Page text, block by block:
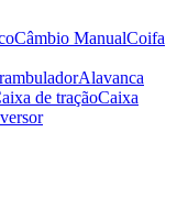
Câmbio ManualCoifa
Alavanca
de traçãoCaixa